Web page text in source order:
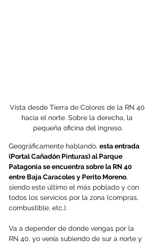
Vista desde Tierra de Colores de la RN 40
hacia el norte. Sobre la derecha, la
pequeña oficina del ingreso.
Geográficamente hablando, esta entrada
(Portal Cañadón Pinturas) al Parque
Patagonia se encuentra sobre la RN 40
entre Baja Caracoles y Perito Moreno,
siendo este último el más poblado y con
todos los servicios por la zona (compras,
combustible, etc.).
Va a depender de donde vengas por la
RN 40, yo venía subiendo de sur a norte y